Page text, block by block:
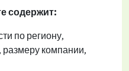
содержит:
по региону,
компании,